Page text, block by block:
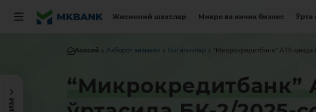
Жисмоний шахслар Микро ва кичик бизнес Ўрта
Асосий Ахборот хизмати Янгиликлар “Микрокредитбанк” АТБ ҳамда
“Микрокредитбанк”